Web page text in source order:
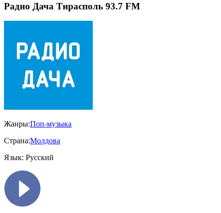
Радио Дача Тирасполь 93.7 FM
Жанры:Поп-музыка
Страна:Молдова
Язык: Русский